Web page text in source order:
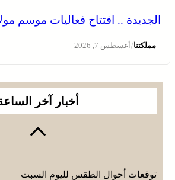
الجديدة .. افتتاح فعاليات موسم
مملكتنا/أغسطس 7, 2026
أخبار آخر
توقعات أحوال الطقس لليوم السبت